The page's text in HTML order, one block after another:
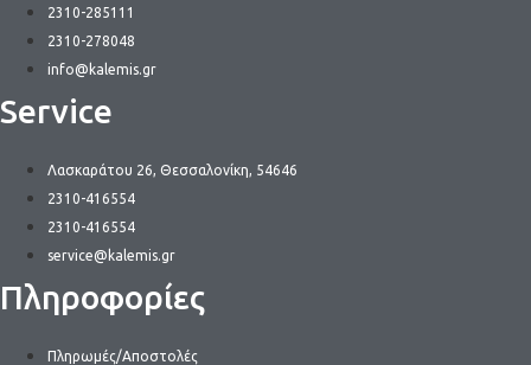
2310-285111
2310-278048
info@kalemis.gr
Service
Λασκαράτου 26, Θεσσαλονίκη, 54646
2310-416554
2310-416554
service@kalemis.gr
Πληροφορίες
Πληρωμές/Αποστολές